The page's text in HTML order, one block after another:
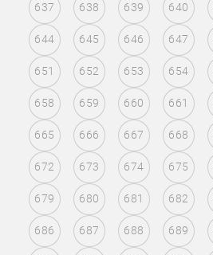
637 638 639 640
644 645 646 647
651 652 653 654
658 659 660 661
665 666 667 668
672 673 674 675
679 680 681 682
686 687 688 689